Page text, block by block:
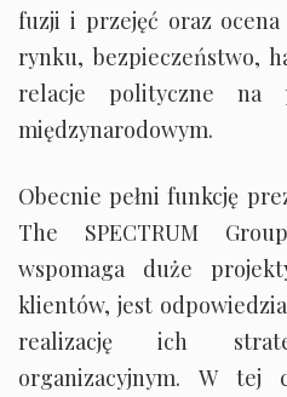
fuzji i przejęć oraz
rynku, bezpieczeństwo,
relacje polityczne na
międzynarodowym.
Obecnie pełni funkcję
The SPECTRUM
wspomaga duże
klientów, jest
realizację ich
organizacyjnym. W